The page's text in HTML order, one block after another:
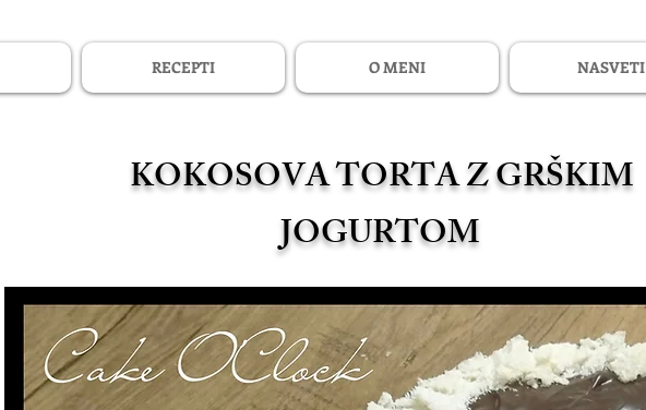
RECEPTI O MENI NASVETI
KOKOSOVA TORTA Z GRŠKIM
JOGURTOM